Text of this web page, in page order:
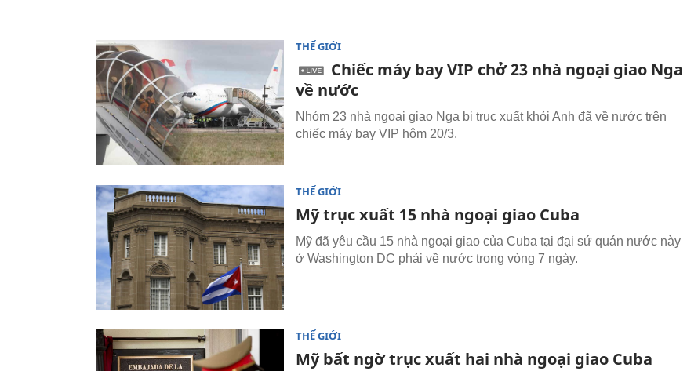
THẾ GIỚI
Chiếc máy bay VIP chở 23 nhà ngoại giao Nga
về nước
Nhóm 23 nhà ngoại giao Nga bị trục xuất khỏi Anh đã về nước trên
chiếc máy bay VIP hôm 20/3.
THẾ GIỚI
Mỹ trục xuất 15 nhà ngoại giao Cuba
Mỹ đã yêu cầu 15 nhà ngoại giao của Cuba tại đại sứ quán nước này
ở Washington DC phải về nước trong vòng 7 ngày.
THẾ GIỚI
Mỹ bất ngờ trục xuất hai nhà ngoại giao Cuba